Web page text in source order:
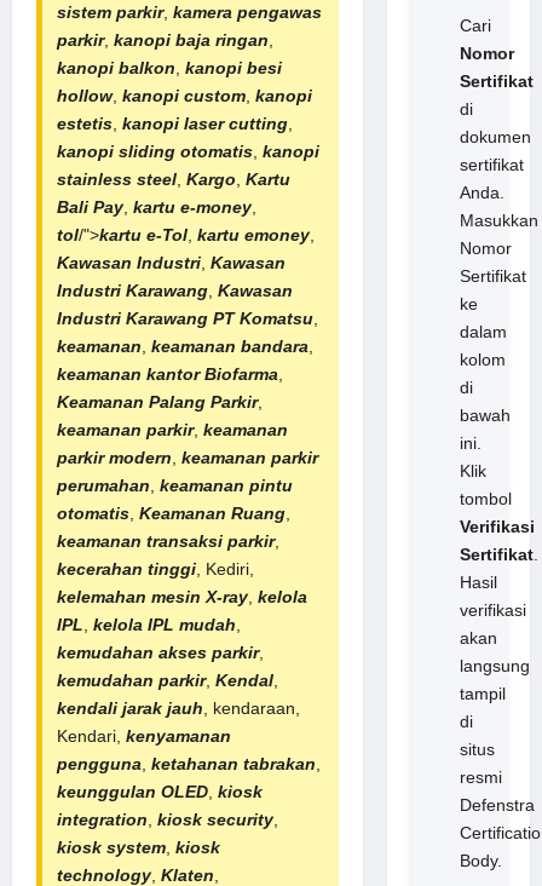
sistem parkir, kamera pengawas
parkir, kanopi baja ringan
kanopi balkon kanopi besi
hollow, kanopi custom kanopi
estetis kanopi laser cutting
kanopi sliding otomatis kanopi
stainless steel Kargo Kartu
Bali Pay kartu e-money
tol/">kartu e-Tol kartu emoney
Kawasan Industri Kawasan
Industri Karawang Kawasan
Industri Karawang PT Komatsu
keamanan keamanan bandara
keamanan kantor Biofarma
Keamanan Palang Parkir,
keamanan parkir, keamanan
parkir modern keamanan parkir
perumahan keamanan pintu
otomatis Keamanan Ruang
keamanan transaksi parkir,
kecerahan tinggi , Kediri,
kelemahan mesin X-ray kelola
IPL kelola IPL mudah
kemudahan akses parkir,
kemudahan parkir, Kendal
kendali jarak jauh , kendaraan,
Kendari, kenyamanan
pengguna ketahanan tabrakan
keunggulan OLED kiosk
integration kiosk security
kiosk system kiosk
technology Klaten
Cari
Nomor
Sertifikat
di
dokumen
sertifikat
Anda.
Masukkan
Nomor
Sertifikat
ke
dalam
kolom
di
bawah
ini.
Klik
tombol
Verifikasi
Sertifikat.
Hasil
verifikasi
akan
langsung
tampil
di
situs
resmi
Defenstra
Body.